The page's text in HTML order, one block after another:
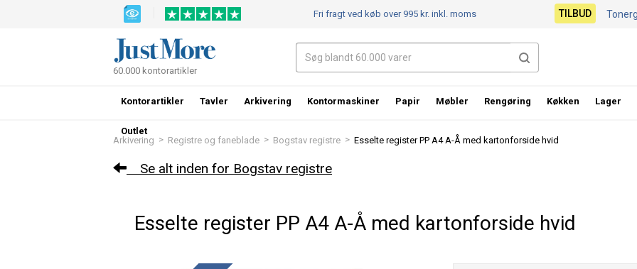
Arkivering > Registre og faneblade > Bogstav registre > Esselte register PP A4 A-Å med kartonforside hvid
Se alt inden for Bogstav registre
Esselte register PP A4 A-Å med kartonforside hvid
Fri fragt ved køb over 995 kr.inkl. moms TILBUD
60.000 kontorartikler
Kontorartikler Tavler Arkivering Kontormaskiner Papir Møbler Rengøring Køkken Lager
Outlet